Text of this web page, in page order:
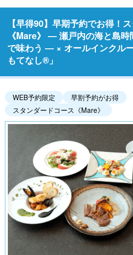
【早得90】早期予約でお得！
《Mare》 ― 瀬戸内の海と島
で味わう ― × オールインクル
もてなし®」
WEB予約限定
早割予約がお得
スタンダードコース《Mare》